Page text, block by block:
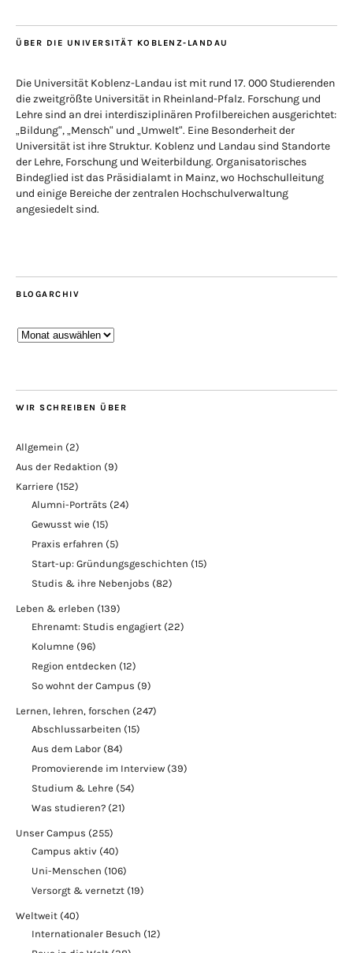
ÜBER DIE UNIVERSITÄT KOBLENZ-LANDAU
Die Universität Koblenz-Landau ist mit rund 17. 000 Studierenden
die zweitgrößte Universität in Rheinland-Pfalz. Forschung und
Lehre sind an drei interdisziplinären Profilbereichen ausgerichtet:
„Bildung“, „Mensch“ und „Umwelt“. Eine Besonderheit der
Universität ist ihre Struktur. Koblenz und Landau sind Standorte
der Lehre, Forschung und Weiterbildung. Organisatorisches
Bindeglied ist das Präsidialamt in Mainz, wo Hochschulleitung
und einige Bereiche der zentralen Hochschulverwaltung
angesiedelt sind.
BLOGARCHIV
Blogarchiv
WIR SCHREIBEN ÜBER
Allgemein (2)
Aus der Redaktion (9)
Karriere (152)
Alumni-Porträts (24)
Gewusst wie (15)
Praxis erfahren (5)
Start-up: Gründungsgeschichten (15)
Studis & ihre Nebenjobs (82)
Leben & erleben (139)
Ehrenamt: Studis engagiert (22)
Kolumne (96)
Region entdecken (12)
So wohnt der Campus (9)
Lernen, lehren, forschen (247)
Abschlussarbeiten (15)
Aus dem Labor (84)
Promovierende im Interview (39)
Studium & Lehre (54)
Was studieren? (21)
Unser Campus (255)
Campus aktiv (40)
Uni-Menschen (106)
Versorgt & vernetzt (19)
Weltweit (40)
Internationaler Besuch (12)